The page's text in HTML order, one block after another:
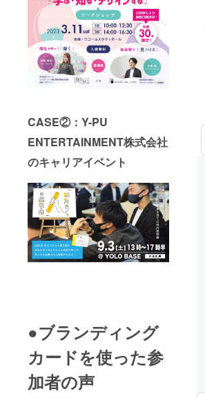
CASE②：Y-PU
ENTERTAINMENT株式会社
のキャリアイベント
●ブランディング
カードを使った参
加者の声